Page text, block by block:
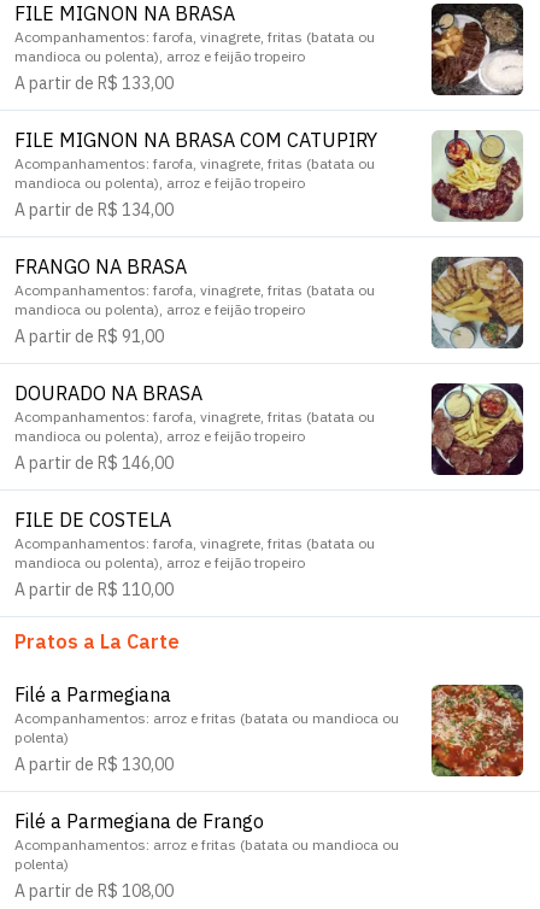
FILE MIGNON NA BRASA
Acompanhamentos: farofa, vinagrete, fritas (batata ou
mandioca ou polenta), arroz e feijão tropeiro
A partir de R$ 133,00
FILE MIGNON NA BRASA COM CATUPIRY
Acompanhamentos: farofa, vinagrete, fritas (batata ou
mandioca ou polenta), arroz e feijão tropeiro
A partir de R$ 134,00
FRANGO NA BRASA
Acompanhamentos: farofa, vinagrete, fritas (batata ou
mandioca ou polenta), arroz e feijão tropeiro
A partir de R$ 91,00
DOURADO NA BRASA
Acompanhamentos: farofa, vinagrete, fritas (batata ou
mandioca ou polenta), arroz e feijão tropeiro
A partir de R$ 146,00
FILE DE COSTELA
Acompanhamentos: farofa, vinagrete, fritas (batata ou
mandioca ou polenta), arroz e feijão tropeiro
A partir de R$ 110,00
Pratos a La Carte
Filé a Parmegiana
Acompanhamentos: arroz e fritas (batata ou mandioca ou
polenta)
A partir de R$ 130,00
Filé a Parmegiana de Frango
Acompanhamentos: arroz e fritas (batata ou mandioca ou
polenta)
A partir de R$ 108,00